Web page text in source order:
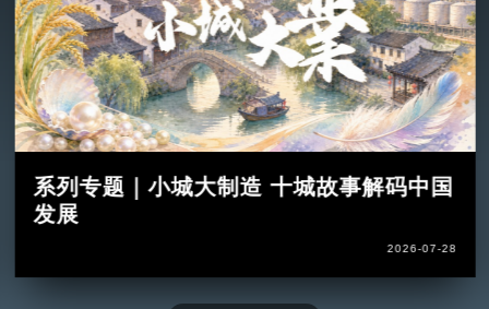
系列专题｜小城大制造 十城故事解码中国
发展
2026-07-28